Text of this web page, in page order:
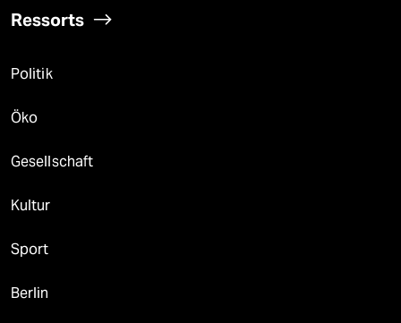
Ressorts
Politik
Öko
Gesellschaft
Kultur
Sport
Berlin